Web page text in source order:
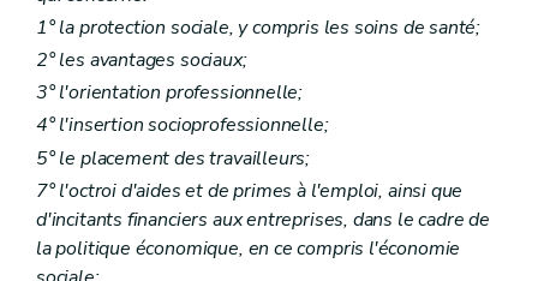
1° la protection sociale, y compris les soins de santé;
2° les avantages sociaux;
3° l'orientation professionnelle;
4° l'insertion socioprofessionnelle;
5° le placement des travailleurs;
7° l'octroi d'aides et de primes à l'emploi, ainsi que
d'incitants financiers aux entreprises, dans le cadre de
la politique économique, en ce compris l'économie